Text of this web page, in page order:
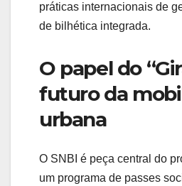
práticas internacionais de
de bilhética integrada.
O papel do
futuro da
urbana
O SNBI é peça central do
um programa de passes